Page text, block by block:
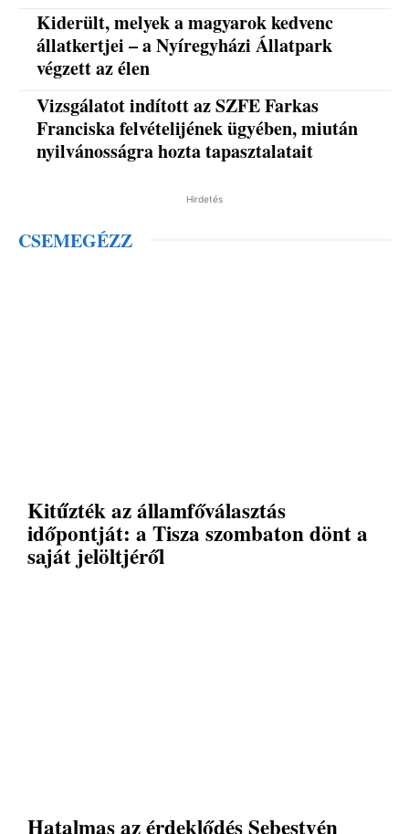
Kiderült, melyek a magyarok kedvenc
állatkertjei – a Nyíregyházi Állatpark
végzett az élen
Vizsgálatot indított az SZFE Farkas
Franciska felvételijének ügyében, miután
nyilvánosságra hozta tapasztalatait
Hirdetés
CSEMEGÉZZ
Kitűzték az államfőválasztás
időpontját: a Tisza szombaton dönt a
saját jelöltjéről
Hatalmas az érdeklődés Sebestyén